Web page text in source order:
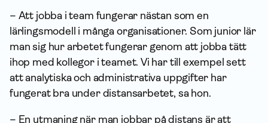
– Att jobba i team fungerar nästan som en
lärlingsmodell i många organisationer. Som junior lär
man sig hur arbetet fungerar genom att jobba tätt
ihop med kollegor i teamet. Vi har till exempel sett
att analytiska och administrativa upp­gifter har
fungerat bra under distansarbetet, sa hon.
– En utmaning när man jobbar på distans är att